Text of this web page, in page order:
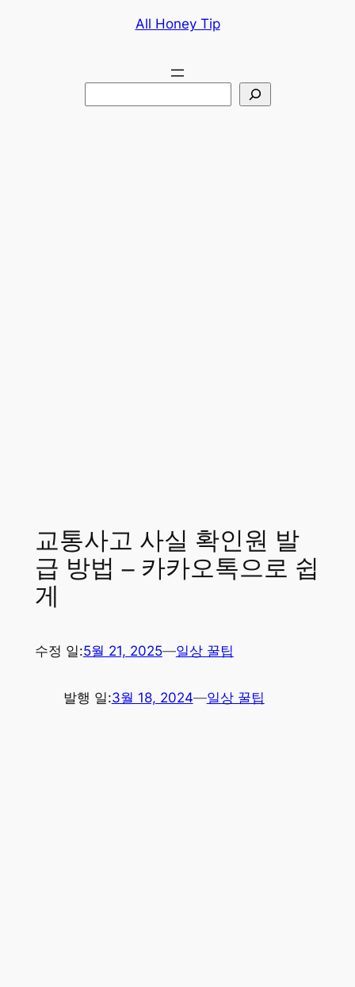
All Honey Tip
교통사고 사실 확인원 발
급 방법 – 카카오톡으로 쉽
게
수정 일:5월 21, 2025—일상 꿀팁
발행 일:3월 18, 2024—일상 꿀팁